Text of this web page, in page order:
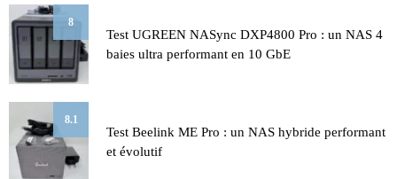
8
Test UGREEN NASync DXP4800 Pro : un NAS 4
baies ultra performant en 10 GbE
8.1
Test Beelink ME Pro : un NAS hybride performant
et évolutif